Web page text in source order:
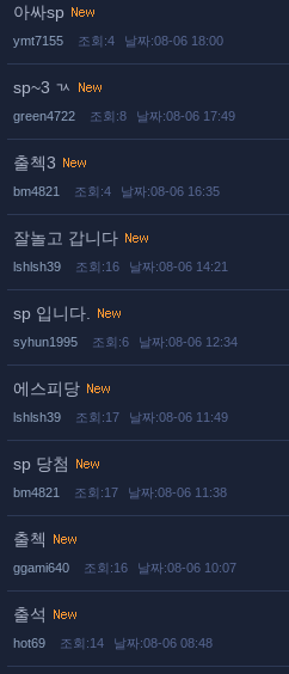
아싸sp
ymt7155 조회:4 날짜:08-06 18:00
sp~3 ㄳ
green4722 조회:8 날짜:08-06 17:49
출첵3
bm4821 조회:4 날짜:08-06 16:35
잘놀고 갑니다
lshlsh39 조회:16 날짜:08-06 14:21
sp 입니다.
syhun1995 조회:6 날짜:08-06 12:34
에스피당
lshlsh39 조회:17 날짜:08-06 11:49
sp 당첨
bm4821 조회:17 날짜:08-06 11:38
출첵
ggami640 조회:16 날짜:08-06 10:07
출석
hot69 조회:14 날짜:08-06 08:48